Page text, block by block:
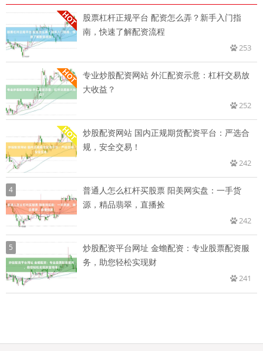
股票杠杆正规平台 配资怎么弄？新手入门指
南，快速了解配资流程
253
专业炒股配资网站 外汇配资示意：杠杆交易放
大收益？
252
炒股配资网站 国内正规期货配资平台：严选合
规，安全交易！
242
4
普通人怎么杠杆买股票 阳美网实盘：一手货
源，精品翡翠，直播捡
242
5
炒股配资平台网址 金蟾配资：专业股票配资服
务，助您轻松实现财
241